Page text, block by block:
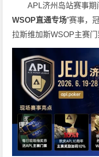
APL济州岛站赛事期
WSOP直通专场”赛事，
拉斯维加斯WSOP主赛门